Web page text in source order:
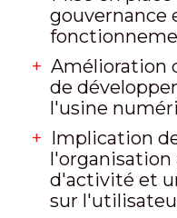
gouvernance
Amélioration
de
l'usine
Implication
l'organisation
d'activité et
sur